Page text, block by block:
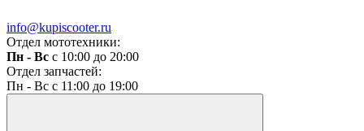
info@kupiscooter.ru
Отдел мототехники:
Пн - Вс с 10:00 до 20:00
Отдел запчастей:
Пн - Вс с 11:00 до 19:00